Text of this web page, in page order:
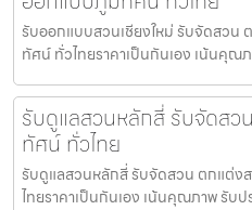
รับออกแบบสวนเชียงใหม่ รับจัดสว
ทัศน์ ทั่วไทยราคาเป็นกันเอง เน้นคุณ
รับดูแลสวนหลักสี่ รับจัดส
ทัศน์ ทั่วไทย
รับดูแลสวนหลักสี่ รับจัดสวน ตกแต่
ไทยราคาเป็นกันเอง เน้นคุณภาพ รับ